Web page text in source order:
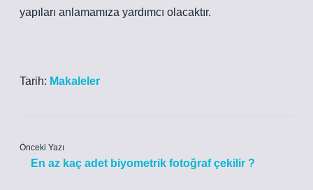
yapıları anlamamıza yardımcı olacaktır.
Tarih: Makaleler
Önceki Yazı
En az kaç adet biyometrik fotoğraf çekilir ?